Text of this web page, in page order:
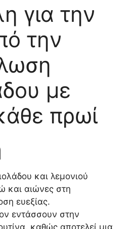
για την
την
με
πρωί
και λεμονιού
και αιώνες στη
ευεξίας.
εντάσσουν στην
καθώς αποτελεί μια